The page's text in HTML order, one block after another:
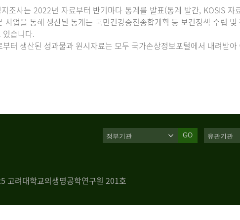
조사는 2022년 자료부터 반기마다 통계를 발표(통계 발간, KOSIS
사업을 통해 생산된 통계는 국민건강증진종합계획 등 보건정책 수립
있습니다.
부터 생산된 성과물과 원시자료는 모두 국가손상정보포털에서 내려받
GO
고려대학교의생명공학연구원 201호